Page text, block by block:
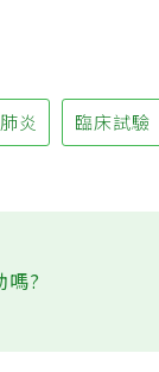
炎 臨床試驗
?